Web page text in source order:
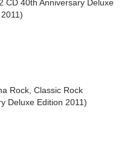
Rock, Classic Rock
Deluxe Edition 2011)